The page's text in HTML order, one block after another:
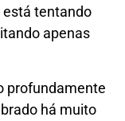
está tentando
apenas
profundamente
há muito